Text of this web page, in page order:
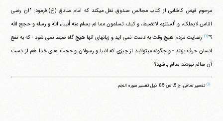
مرحوم فیض کاشانی از کتاب مجالس صدوق نقل می‎کند که امام صادق (ع) فرمود: "ان رضی
الناس لایملک، و ألسنتهم لاتضبط، و کیف تسلمون مما لم یسلم منه أنبیاء الله و رسله و حجج الله
؟"(۱)
رضایت مردم هیچ وقت به دست نمی آید و زبانهای آنها هیچ گاه ضبط نمی شود - که به نفع
انسان حرف بزنند - و چگونه می‎توانید از چیزی که انبیا و رسولان و حجت های خدا هم از دست
آن سالم نبودند سالم باشید؟
(۱) تفسیر صافی، ج 5، ص 85، ذیل تفسیر سوره النجم